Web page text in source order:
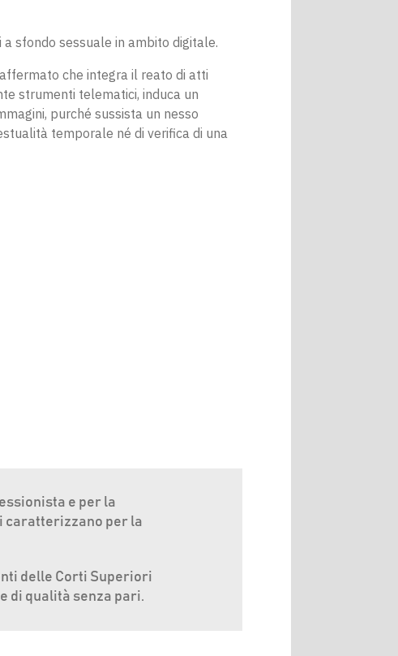
sfondo sessuale in ambito digitale.
che integra il reato di atti
strumenti telematici, induca un
purché sussista un nesso
temporale né di verifica di una
e per la
caratterizzano per la
delle Corti Superiori
di qualità senza pari.